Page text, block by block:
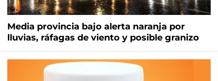
Media provincia bajo alerta naranja por
lluvias, ráfagas de viento y posible granizo